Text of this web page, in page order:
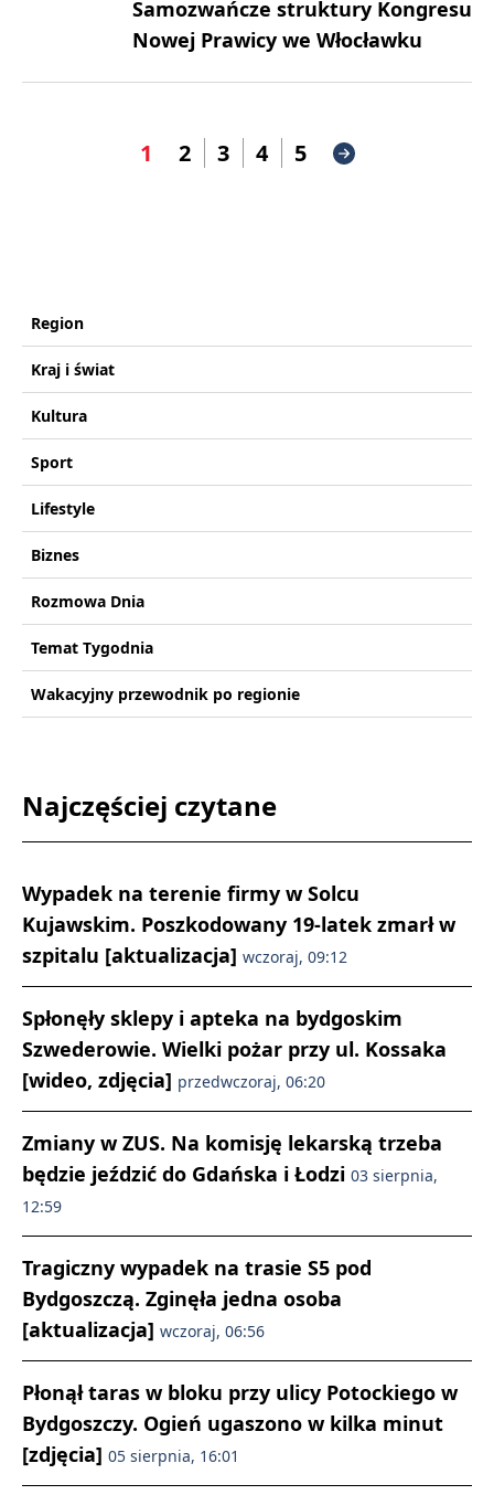
Samozwańcze struktury Kongresu
Nowej Prawicy we Włocławku
1 2 3 4 5
Region
Kraj i świat
Kultura
Sport
Lifestyle
Biznes
Rozmowa Dnia
Temat Tygodnia
Wakacyjny przewodnik po regionie
Najczęściej czytane
Wypadek na terenie firmy w Solcu
Kujawskim. Poszkodowany 19-latek zmarł w
szpitalu [aktualizacja] wczoraj, 09:12
Spłonęły sklepy i apteka na bydgoskim
Szwederowie. Wielki pożar przy ul. Kossaka
[wideo, zdjęcia] przedwczoraj, 06:20
Zmiany w ZUS. Na komisję lekarską trzeba
będzie jeździć do Gdańska i Łodzi 03 sierpnia,
12:59
Tragiczny wypadek na trasie S5 pod
Bydgoszczą. Zginęła jedna osoba
[aktualizacja] wczoraj, 06:56
Płonął taras w bloku przy ulicy Potockiego w
Bydgoszczy. Ogień ugaszono w kilka minut
[zdjęcia] 05 sierpnia, 16:01